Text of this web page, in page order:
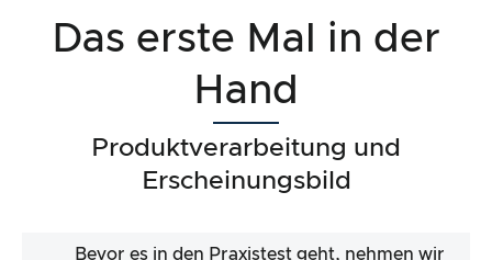
Das erste Mal in der
Hand
Produktverarbeitung und
Erscheinungsbild
Bevor es in den Praxistest geht, nehmen wir